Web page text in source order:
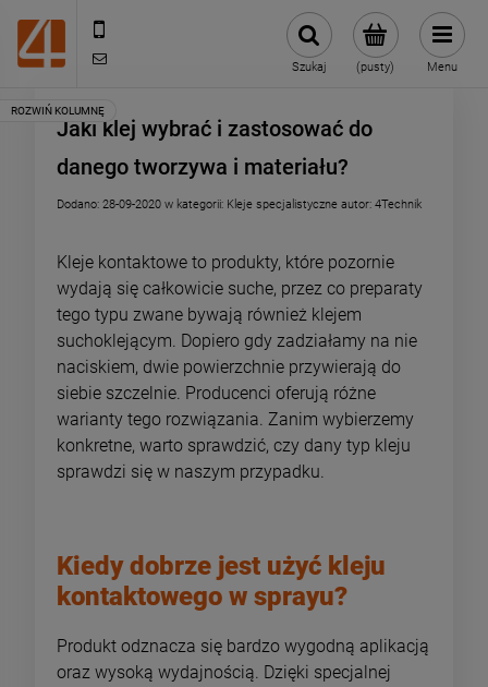
(pusty)
Szukaj Menu
Jaki klej wybrać i zastosować do
danego tworzywa i materiału?
Dodano: 28-09-2020 w kategorii: Kleje specjalistyczne autor: 4Technik
Kleje kontaktowe to produkty, które pozornie
wydają się całkowicie suche, przez co preparaty
tego typu zwane bywają również klejem
suchoklejącym. Dopiero gdy zadziałamy na nie
naciskiem, dwie powierzchnie przywierają do
siebie szczelnie. Producenci oferują różne
warianty tego rozwiązania. Zanim wybierzemy
konkretne, warto sprawdzić, czy dany typ kleju
sprawdzi się w naszym przypadku.
Kiedy dobrze jest użyć kleju
kontaktowego w sprayu?
Produkt odznacza się bardzo wygodną aplikacją
oraz wysoką wydajnością. Dzięki specjalnej